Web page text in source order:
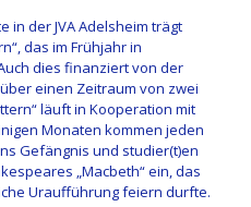
in der JVA Adelsheim trägt
das im Frühjahr in
dies finanziert von der
einen Zeitraum von zwei
läuft in Kooperation mit
Monaten kommen jeden
Gefängnis und studier(t)en
„Macbeth“ ein, das
Uraufführung feiern durfte.